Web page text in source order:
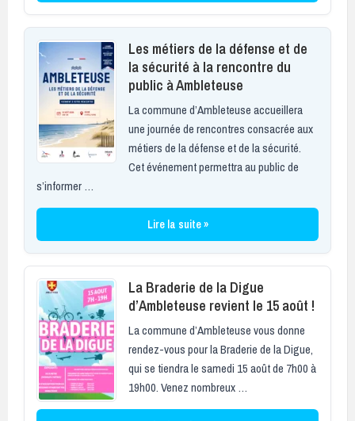
Les métiers de la défense et de
la sécurité à la rencontre du
public à Ambleteuse
La commune d’Ambleteuse accueillera
une journée de rencontres consacrée aux
métiers de la défense et de la sécurité.
Cet événement permettra au public de
s’informer …
Lire la suite »
La Braderie de la Digue
d’Ambleteuse revient le 15 août !
La commune d’Ambleteuse vous donne
rendez-vous pour la Braderie de la Digue,
qui se tiendra le samedi 15 août de 7h00 à
19h00. Venez nombreux …